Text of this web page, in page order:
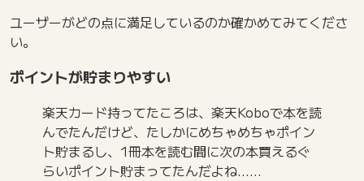
ユーザーがどの点に満足しているのか確かめてみてくださ
い。
ポイントが貯まりやすい
楽天カード持ってたころは、楽天Koboで本を読
んでたんだけど、たしかにめちゃめちゃポイン
ト貯まるし、1冊本を読む間に次の本買えるぐ
らいポイント貯まってたんだよね……